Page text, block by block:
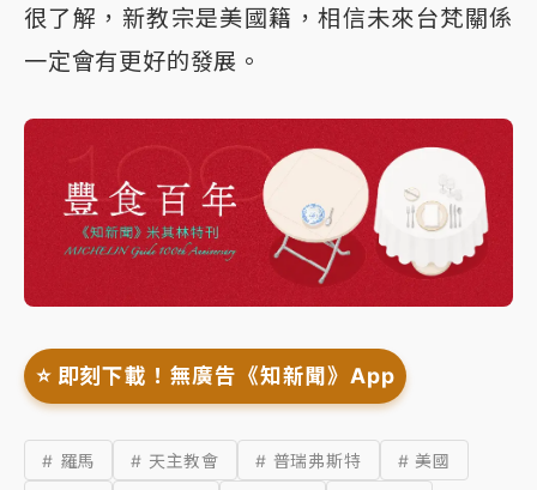
很了解，新教宗是美國籍，相信未來台梵關係
一定會有更好的發展。
⭐️ 即刻下載！無廣告《知新聞》App
# 羅馬 # 天主教會 # 普瑞弗斯特
# 美國